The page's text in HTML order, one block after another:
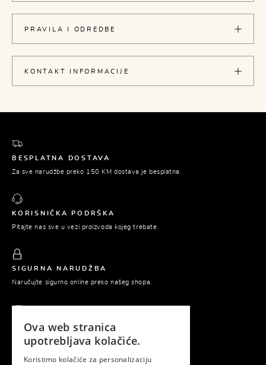
PRAVILA I ODREDBE
KONTAKT INFORMACIJE
BESPLATNA DOSTAVA
Za sve narudžbe preko 150 KM dostava je besplatna.
KORISNIČKA PODRŠKA
Pitajte nas sve u vezi proizvoda kojeg trebate.
SIGURNA NARUDŽBA
Naručujte sigurno online preko našeg shopa.
PLAĆANJE POUZEĆEM
Platite tek prilikom preuzimanja naručene robe.
Ova web stranica
upotrebljava kolačiće.
Koristimo kolačiće za personalizaciju